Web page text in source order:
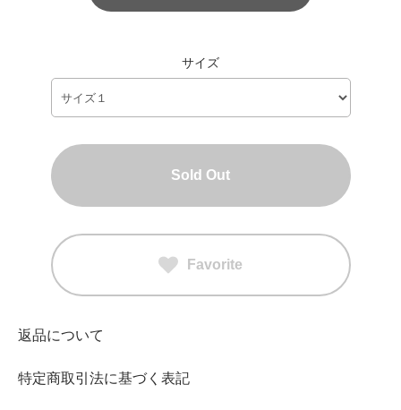
サイズ
Sold Out
Favorite
返品について
特定商取引法に基づく表記